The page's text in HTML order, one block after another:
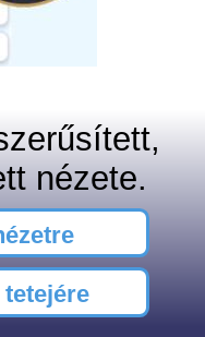
nézete.